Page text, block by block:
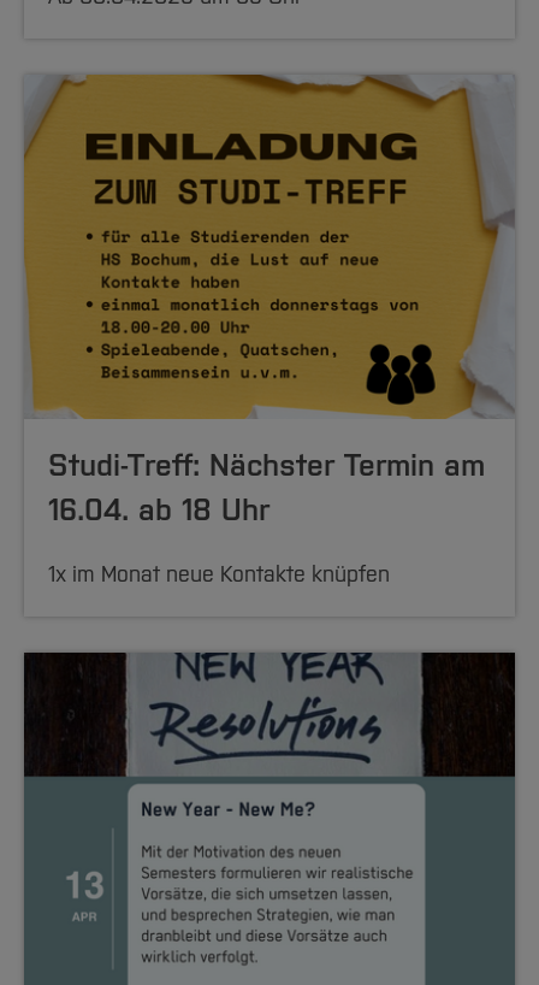
Studi-Treff: Nächster Termin am
16.04. ab 18 Uhr
1x im Monat neue Kontakte knüpfen